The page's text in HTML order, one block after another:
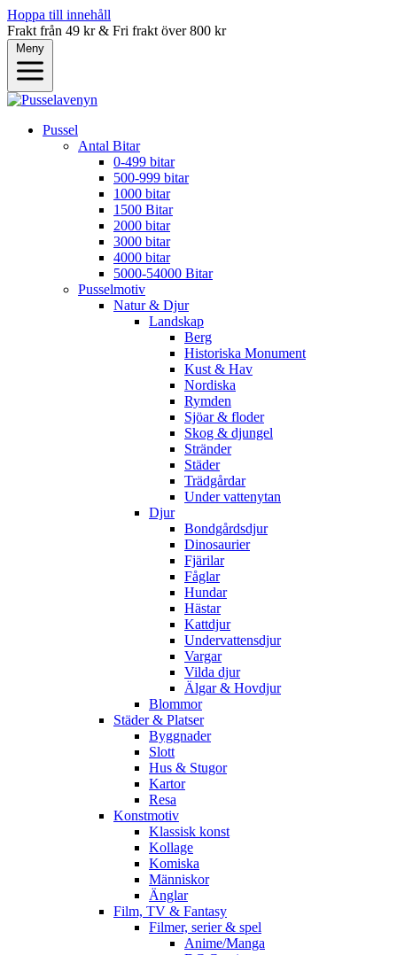
Hoppa till innehåll
Frakt från 49 kr & Fri frakt över 800 kr
Meny
Pussel
Antal Bitar
0-499 bitar
500-999 bitar
1000 bitar
1500 Bitar
2000 bitar
3000 bitar
4000 bitar
5000-54000 Bitar
Pusselmotiv
Natur & Djur
Landskap
Berg
Historiska Monument
Kust & Hav
Nordiska
Rymden
Sjöar & floder
Skog & djungel
Stränder
Städer
Trädgårdar
Under vattenytan
Djur
Bondgårdsdjur
Dinosaurier
Fjärilar
Fåglar
Hundar
Hästar
Kattdjur
Undervattensdjur
Vargar
Vilda djur
Älgar & Hovdjur
Blommor
Städer & Platser
Byggnader
Slott
Hus & Stugor
Kartor
Resa
Konstmotiv
Klassisk konst
Kollage
Komiska
Människor
Änglar
Film, TV & Fantasy
Filmer, serier & spel
Anime/Manga